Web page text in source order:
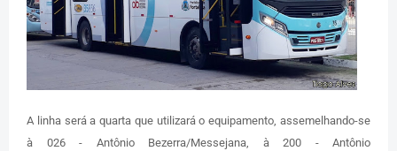
A linha será a quarta que utilizará o equipamento, assemelhando-se
à 026 - Antônio Bezerra/Messejana, à 200 - Antônio